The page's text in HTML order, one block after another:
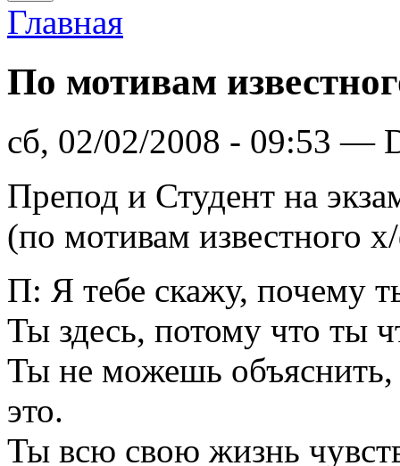
Главная
По мотивам
сб, 02/02/2008 - 09:53 —
Препод и Студент на
(по мотивам известного
П: Я тебе скажу, почему
Ты здесь, потому что ты
Ты не можешь объяснить,
это.
Ты всю свою жизнь